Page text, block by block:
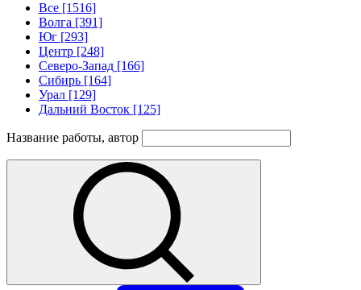
Все [1516]
Волга [391]
Юг [293]
Центр [248]
Северо-Запад [166]
Сибирь [164]
Урал [129]
Дальний Восток [125]
Название работы, автор